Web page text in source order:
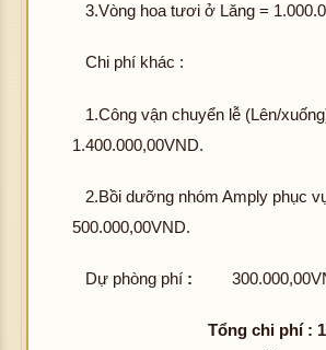
3.Vòng hoa tươi ở Lăng =
Chi phí khác :
1.Công vận chuyển lễ (Lên/
1.400.000,00VND.
2.Bồi dưỡng nhóm Amply phục
500.000,00VND.
Dự phòng phí :
Tổng chi phí :